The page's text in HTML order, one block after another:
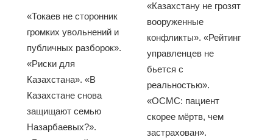
«Токаев не сторонник
громких увольнений и
публичных разборок».
«Риски для
Казахстана». «В
Казахстане снова
защищают семью
Назарбаевых?».
«Казахстану не грозят
вооруженные
конфликты». «Рейтинг
управленцев не
бьется с
реальностью».
«ОСМС: пациент
скорее мёртв, чем
застрахован».